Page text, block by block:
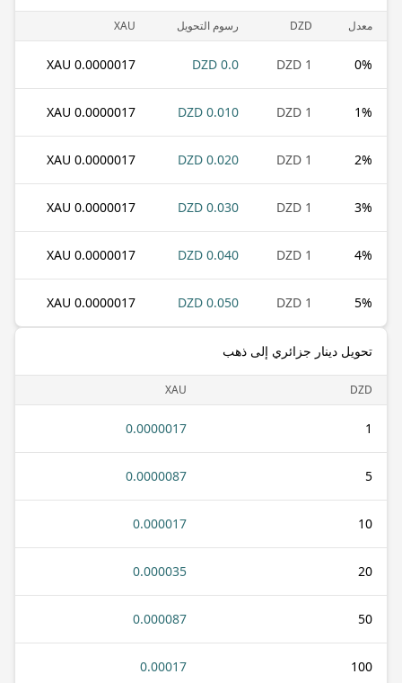
معدل DZD رسوم التحويل XAU
0%
1 DZD
0.0 DZD
0.0000017 XAU
1%
1 DZD
0.010 DZD
0.0000017 XAU
2%
1 DZD
0.020 DZD
0.0000017 XAU
3%
1 DZD
0.030 DZD
0.0000017 XAU
4%
1 DZD
0.040 DZD
0.0000017 XAU
5%
1 DZD
0.050 DZD
0.0000017 XAU
تحويل دينار جزائري إلى ذهب
DZD
XAU
1
0.0000017
5
0.0000087
10
0.000017
20
0.000035
50
0.000087
100
0.00017